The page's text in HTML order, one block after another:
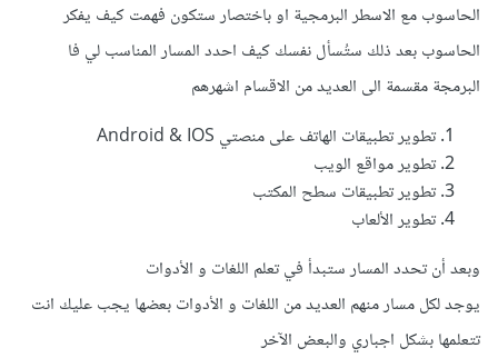
الحاسوب مع الاسطر البرمجية او باختصار ستكون فهمت كيف يفكر
الحاسوب بعد ذلك ستُسأل نفسك كيف احدد المسار المناسب لي فا
البرمجة مقسمة الى العديد من الاقسام اشهرهم
تطوير تطبيقات الهاتف على منصتي Android & IOS
تطوير مواقع الويب
تطوير تطبيقات سطح المكتب
تطوير الألعاب
وبعد أن تحدد المسار ستبدأ في تعلم اللغات و الأدوات
يوجد لكل مسار منهم العديد من اللغات و الأدوات بعضها يجب عليك انت
تتعلمها بشكل اجباري والبعض الآخر